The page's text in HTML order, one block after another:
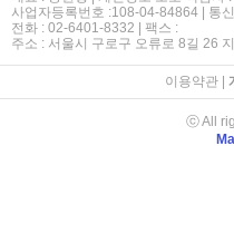
사업자등록번호 :108-04-84864 | 통
전화 : 02-6401-8332 | 팩스 :
주소 : 서울시 구로구 오류로 8길 26
이용약관|
ⓒ All